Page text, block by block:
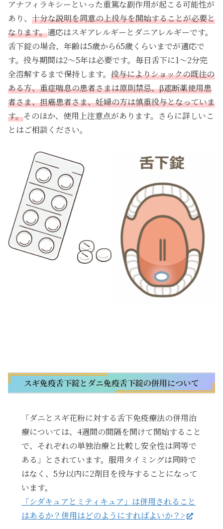
アナフィラキシーといった重篤な副作用が起こる可能性が
あり、 十分な説明を同意の上投与を開始することが必要と
なります。適応はスギアレルギーとダニアレルギーです。
舌下錠の場合、年齢は5歳から65歳くらいまでが適応で
す。投与期間は2～5年は必要です。毎日舌下に1～2分完
全溶解するまで保持します。 投与によりショックの既往の
ある方、重症喘息の患者さまは原則禁忌、β遮断薬使用患
者さま、担癌患者さま、妊婦の方は慎重投与となっていま
す。そのほか、使用上注意点があります。さらに詳しいこ
とはご相談ください。
スギ免疫舌下錠とダニ免疫舌下錠の併用について
「ダニとスギ花粉に対する舌下免疫療法の併用治
療については、4週間の間隔を開けて開始すること
で、それぞれの単独治療と比較し安全性は同等で
ある」とされています。服用タイミングは同時で
はなく、5分以内に2剤目を投与することになって
います。
「シダキュアとミティキュア」は併用されること
はあるか？併用はどのようにすればよいか？>